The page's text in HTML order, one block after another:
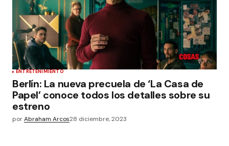
ENTRETENIMIENTO
Berlín: La nueva precuela de ‘La Casa de
Papel’ conoce todos los detalles sobre su
estreno
porAbraham Arcos28 diciembre, 2023